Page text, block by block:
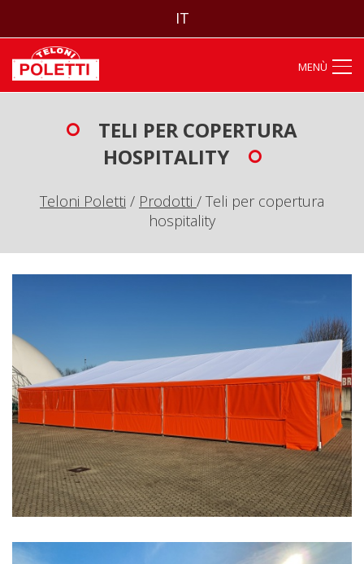
IT
MENÙ
TELI PER COPERTURA
HOSPITALITY
Teloni Poletti / Prodotti / Teli per copertura
hospitality